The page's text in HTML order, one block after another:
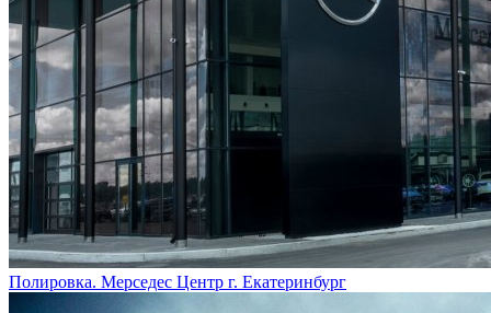
Полировка. Мерседес Центр г. Екатеринбург